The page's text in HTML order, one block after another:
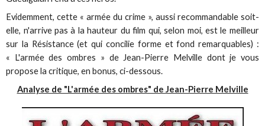
Evidemment, cette « armée du crime », aussi recommandable soit-
elle, n'arrive pas à la hauteur du film qui, selon moi, est le meilleur
sur la Résistance (et qui concilie forme et fond remarquables) :
« L'armée des ombres » de Jean-Pierre Melville dont je vous
propose la critique, en bonus, ci-dessous.
Analyse de "L'armée des ombres" de Jean-Pierre Melville